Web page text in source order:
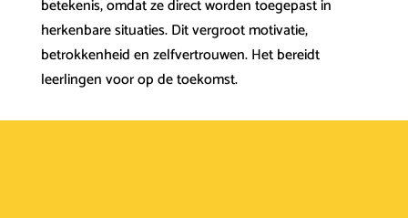
betekenis, omdat ze direct worden toegepast in
herkenbare situaties. Dit vergroot motivatie,
betrokkenheid en zelfvertrouwen. Het bereidt
leerlingen voor op de toekomst.